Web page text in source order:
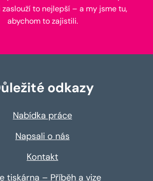
zaslouží to nejlepší – a my jsme tu,
abychom to zajistili.
odkazy
Nabídka práce
Napsali o nás
Kontakt
tiskárna – Příběh a vize